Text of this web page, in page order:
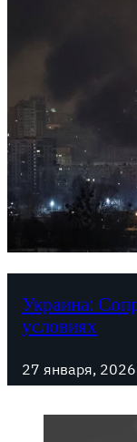
Украина:
условиях
27 января, 2026